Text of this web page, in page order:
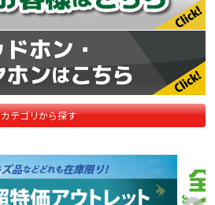
カテゴリから探す